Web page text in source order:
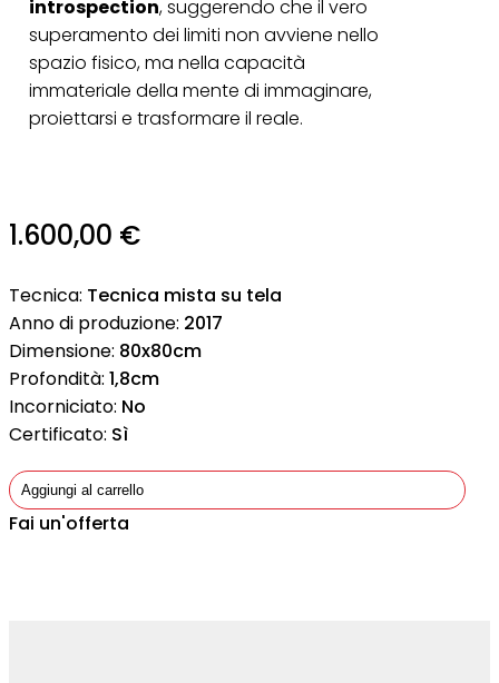
introspection, suggerendo che il vero
superamento dei limiti non avviene nello
spazio fisico, ma nella capacità
immateriale della mente di immaginare,
proiettarsi e trasformare il reale.
1.600,00 €
Tecnica: Tecnica mista su tela
Anno di produzione: 2017
Dimensione: 80x80cm
Profondità: 1,8cm
Incorniciato: No
Certificato: Sì
Aggiungi al carrello
Fai un'offerta